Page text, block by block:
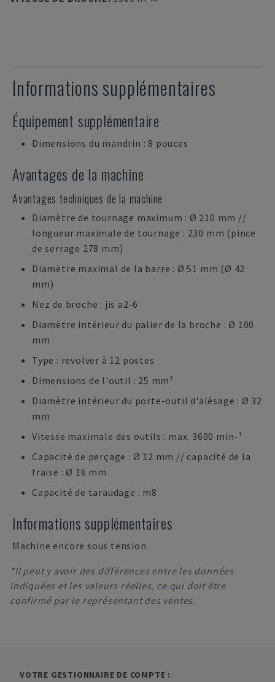
Informations supplémentaires
Équipement supplémentaire
Dimensions du mandrin : 8 pouces
Avantages de la machine
Avantages techniques de la machine
Diamètre de tournage maximum : Ø 210 mm //
longueur maximale de tournage : 230 mm (pince
de serrage 278 mm)
Diamètre maximal de la barre : Ø 51 mm (Ø 42
mm)
Nez de broche : jis a2-6
Diamètre intérieur du palier de la broche : Ø 100
mm
Type : revolver à 12 postes
Dimensions de l'outil : 25 mm²
Diamètre intérieur du porte-outil d'alésage : Ø 32
mm
Vitesse maximale des outils : max. 3600 min-¹
Capacité de perçage : Ø 12 mm // capacité de la
fraise : Ø 16 mm
Capacité de taraudage : m8
Informations supplémentaires
Machine encore sous tension
*Il peut y avoir des différences entre les données
indiquées et les valeurs réelles, ce qui doit être
confirmé par le représentant des ventes.
VOTRE GESTIONNAIRE DE COMPTE :